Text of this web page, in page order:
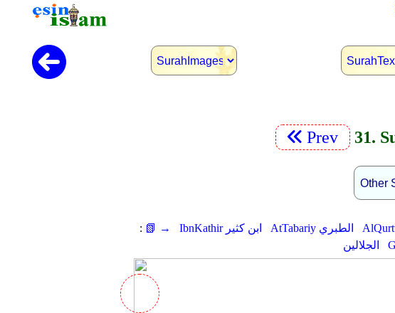
Prev
: 📗 → IbnKathir ابن كثير AtTabariy الطبري
الجلالين